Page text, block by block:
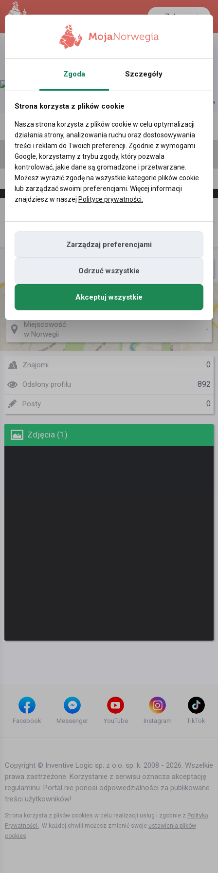
Zaloguj się
reklama
Polecane profile Filtr wyszukiwań
knrd90 , (36 l.)
Nazwa użytkownika
w Polsce
Miejscowość
w Norwegii
-
Znajomi 0
Odsłony profilu 892
Posty 0
Zdjęcia (1)
Facebook Messenger YouTube Instagram TikTok
Copyright © Inventive Logic sp. z o.o. sp. k. 2008 - 2026. Wszelkie
prawa zastrzeżone. Korzystanie z serwisu oznacza akceptację
regulaminu. Portal nie ponosi odpowiedzialności za publikowane
treści użytkowników!
Strona korzysta z plików cookies w celu realizacji usług i zgodnie z Polityką
Prywatności. W każdej chwili możesz zmienić swoje ustawienia plików
cookies
Zgoda Szczegóły
Strona korzysta z plików cookie
Nasza strona korzysta z plików cookie w celu optymalizacji
działania strony, analizowania ruchu oraz dostosowywania
treści i reklam do Twoich preferencji. Zgodnie z wymogami
Google, korzystamy z trybu zgody, który pozwala
kontrolować, jakie dane są gromadzone i przetwarzane.
Możesz wyrazić zgodę na wszystkie kategorie plików cookie
lub zarządzać swoimi preferencjami. Więcej informacji
znajdziesz w naszej Polityce prywatności.
Zarządzaj preferencjami
Odrzuć wszystkie
Akceptuj wszystkie